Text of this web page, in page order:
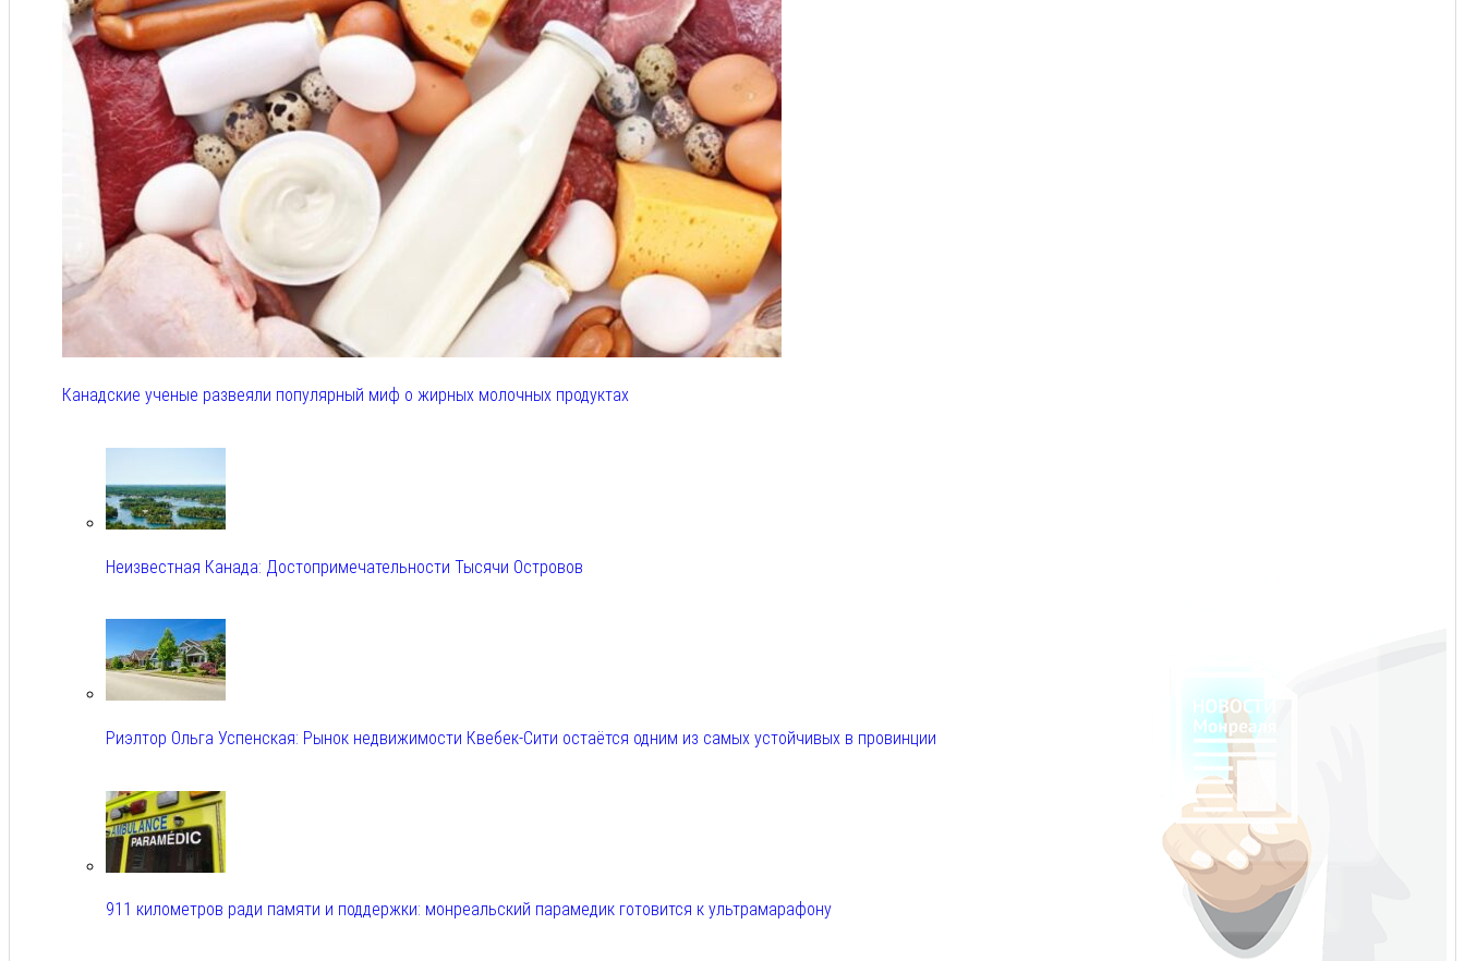
Канадские ученые развеяли популярный миф о жирных молочных продуктах
Неизвестная Канада: Достопримечательности Тысячи Островов
Риэлтор Ольга Успенская: Рынок недвижимости Квебек-Сити остаётся одним из самых устойчивых в провинции
911 километров ради памяти и поддержки: монреальский парамедик готовится к ультрамарафону